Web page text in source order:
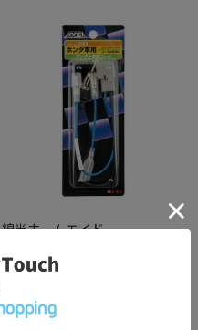
綿半ホームエイド
2065 アンテナ変換コード
￥1,711